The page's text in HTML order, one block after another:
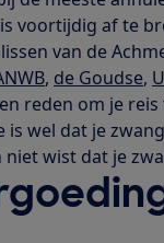
voortijdig af te
van de
, de Goudse,
reden om je
wel dat je
wist dat je